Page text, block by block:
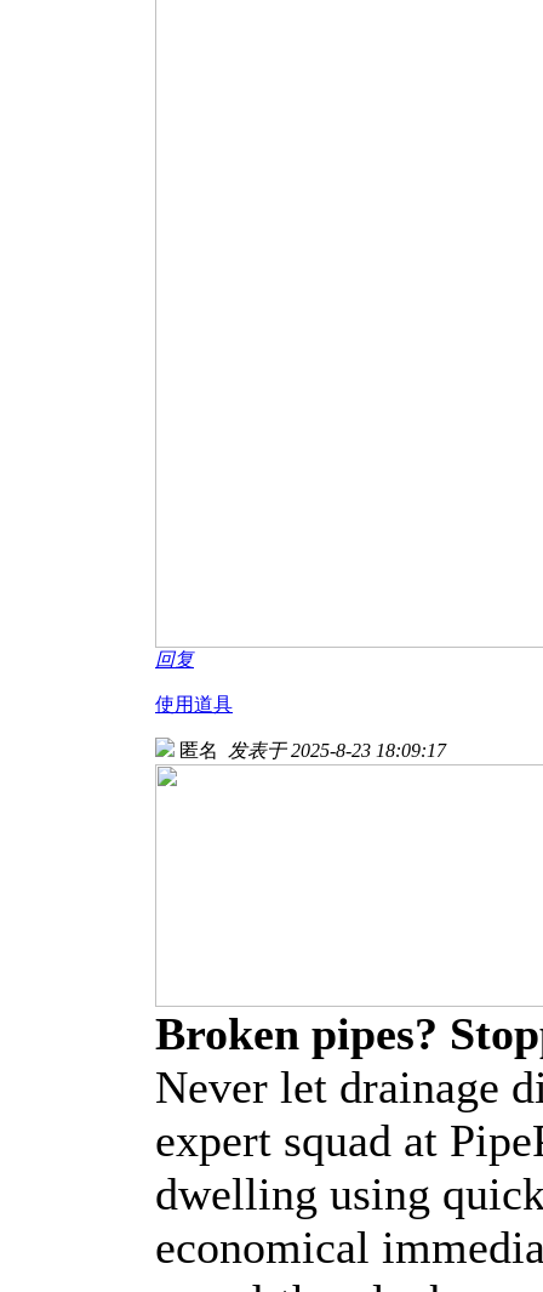
回复
使用道具
匿名 发表于 2025-8-23 18:09:17
Broken pipes?
Never let drainage
expert squad at
dwelling using
economical